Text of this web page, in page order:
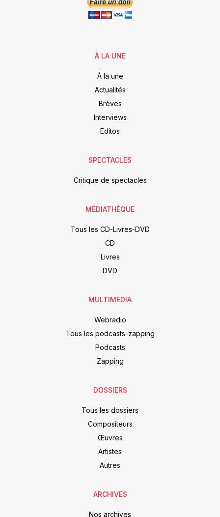
À LA UNE
À la une
Actualités
Brèves
Interviews
Editos
SPECTACLES
Critique de spectacles
MÉDIATHÈQUE
Tous les CD-Livres-DVD
CD
Livres
DVD
MULTIMEDIA
Webradio
Tous les podcasts-zapping
Podcasts
Zapping
DOSSIERS
Tous les dossiers
Compositeurs
Œuvres
Artistes
Autres
ARCHIVES
Nos archives